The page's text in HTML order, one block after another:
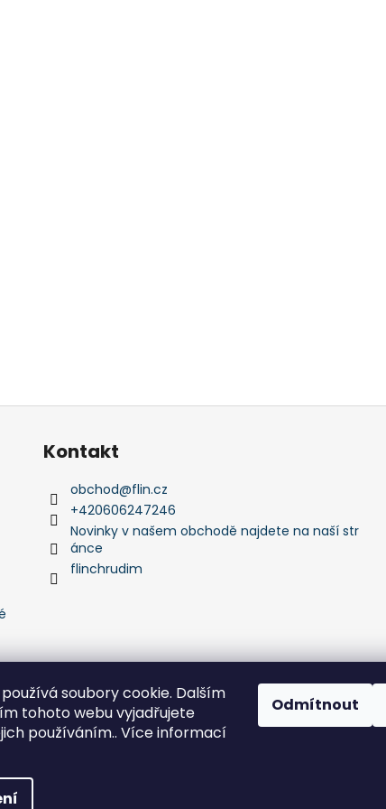
soubory cookie. Dalším
tohoto webu vyjadřujete
používáním.. Více informací
Odmítnout
Kontakt
obchod@flin.cz
+420606247246
Novinky v našem obchodě najdete na naší str
ánce
flinchrudim
Flin Sport